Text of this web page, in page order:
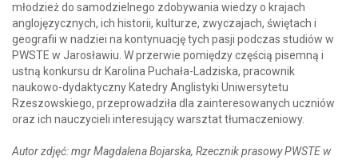
młodzież do samodzielnego zdobywania wiedzy o krajach
anglojęzycznych, ich historii, kulturze, zwyczajach, świętach i
geografii w nadziei na kontynuację tych pasji podczas studiów w
PWSTE w Jarosławiu. W przerwie pomiędzy częścią pisemną i
ustną konkursu dr Karolina Puchała-Ladziska, pracownik
naukowo-dydaktyczny Katedry Anglistyki Uniwersytetu
Rzeszowskiego, przeprowadziła dla zainteresowanych uczniów
oraz ich nauczycieli interesujący warsztat tłumaczeniowy.
Autor zdjęć: mgr Magdalena Bojarska, Rzecznik prasowy PWSTE w